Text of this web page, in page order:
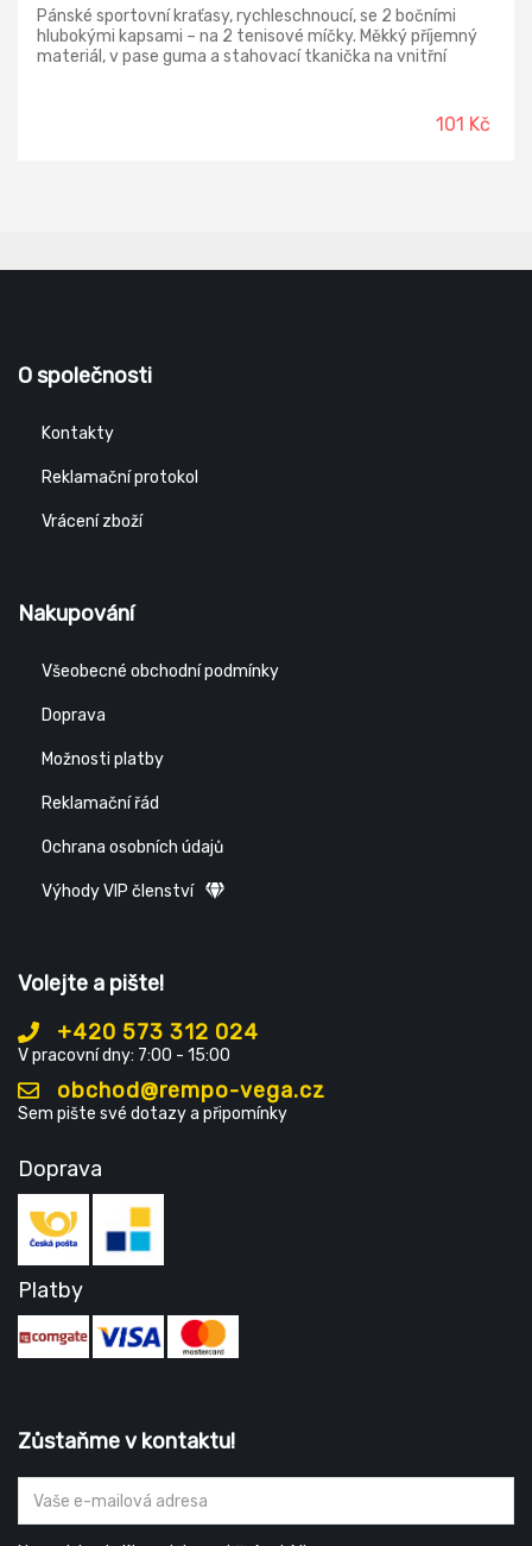
Pánské sportovní kraťasy, rychleschnoucí, se 2 bočními
hlubokými kapsami – na 2 tenisové míčky. Měkký příjemný
materiál, v pase guma a stahovací tkanička na vnitřní
101 Kč
O společnosti
Kontakty
Reklamační protokol
Vrácení zboží
Nakupování
Všeobecné obchodní podmínky
Doprava
Možnosti platby
Reklamační řád
Ochrana osobních údajů
Výhody VIP členství
Volejte a pište!
+420 573 312 024
V pracovní dny: 7:00 - 15:00
obchod@rempo-vega.cz
Sem pište své dotazy a připomínky
Doprava
Platby
Zůstaňme v kontaktu!